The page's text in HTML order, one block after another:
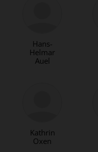
Hans-
Helmar
Auel
Kathrin
Oxen